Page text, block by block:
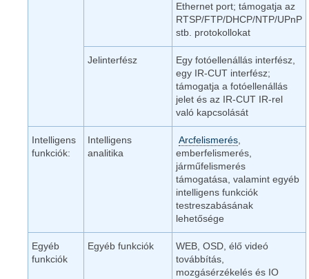
Ethernet port; támogatja az
RTSP/FTP/DHCP/NTP/UPnP
stb. protokollokat
Jelinterfész
Egy fotóellenállás interfész,
egy IR-CUT interfész;
támogatja a fotóellenállás
jelet és az IR-CUT IR-rel
való kapcsolását
Intelligens
funkciók:
Intelligens
analitika
Arcfelismerés
emberfelismerés,
járműfelismerés
támogatása, valamint egyéb
intelligens funkciók
testreszabásának
lehetősége
Egyéb
funkciók
Egyéb funkciók
WEB, OSD, élő videó
továbbítás,
mozgásérzékelés és IO